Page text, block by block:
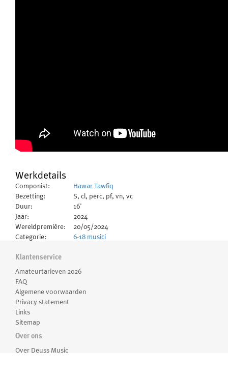
Werkdetails
Componist:
Hawar Tawfiq
Bezetting:
S, cl, perc, pf, vn, vc
Duur:
16'
Jaar:
2024
Wereldpremière: 20/05/2024
Categorie:
6-18 musici
Delen:
language - III. Fear
Informatie
Opgedragen aan Jard van Nes en Hans Hierck
Klantenservice
Amateurtarieven 2026
FAQ
Algemene voorwaarden
Privacy statement
Links
Sitemap
Over ons
Over Deuss Music